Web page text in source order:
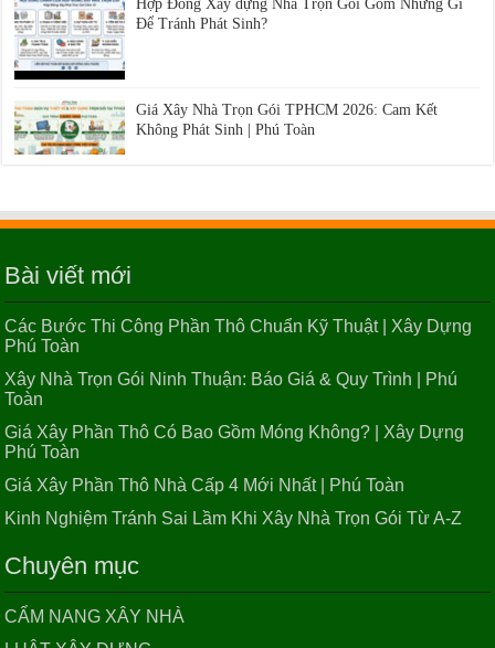
Để Tránh Phát Sinh?
Không Phát Sinh | Phú Toàn
– Z | Phú Toàn
Các Bước Thi Công Phần Thô Chuẩn Kỹ Thuật | Xây
Dựng Phú Toàn
Trình | Phú Toàn
Giá Xây Phần Thô Có Bao Gồm Móng Không? | Xây
Giá Xây Phần Thô Nhà Cấp 4 Mới Nhất | Phú Toàn
Bài viết mới
Các Bước Thi Công Phần Thô Chuẩn Kỹ Thuật | Xây Dựng
Phú Toàn
Xây Nhà Trọn Gói Ninh Thuận: Báo Giá & Quy Trình | Phú
Toàn
Giá Xây Phần Thô Có Bao Gồm Móng Không? | Xây Dựng
Phú Toàn
Giá Xây Phần Thô Nhà Cấp 4 Mới Nhất | Phú Toàn
Kinh Nghiệm Tránh Sai Lầm Khi Xây Nhà Trọn Gói Từ A-Z
Chuyên mục
CẨM NANG XÂY NHÀ